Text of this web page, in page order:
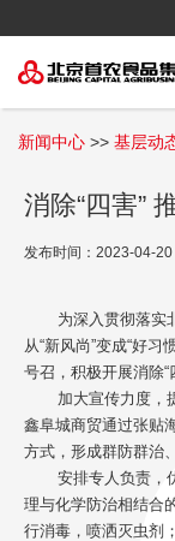
新闻中心 >> 基层动
消除“四害”
发布时间：2023-04-20
为深入贯彻落实北
从“新风尚”变成“好
号召，积极开展消除“
加大宣传力度，提
鑫阜城商贸通过张贴
方式，形成群防群治
安排专人负责，优
理与化学防治相结合
行消毒，喷洒灭虫剂